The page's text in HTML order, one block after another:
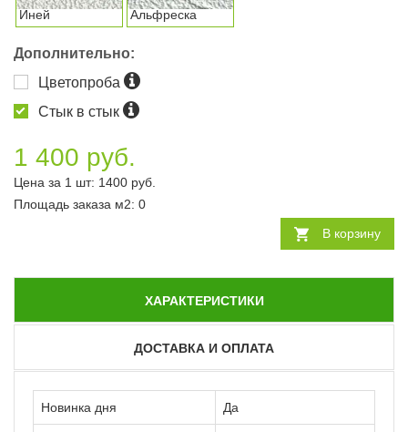
Иней Альфреска
Дополнительно:
Цветопроба
Стык в стык
1 400 руб.
Цена за 1 шт: 1400 руб.
Площадь заказа м2: 0
В корзину
ХАРАКТЕРИСТИКИ
ДОСТАВКА И ОПЛАТА
Новинка дня Да